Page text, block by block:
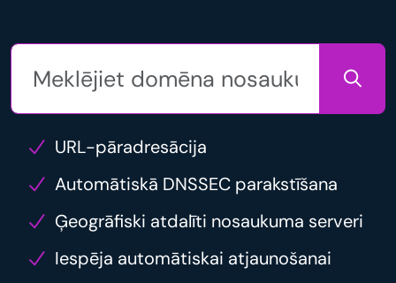
URL-pāradresācija
Automātiskā DNSSEC parakstīšana
Ģeogrāfiski atdalīti nosaukuma serveri
Iespēja automātiskai atjaunošanai